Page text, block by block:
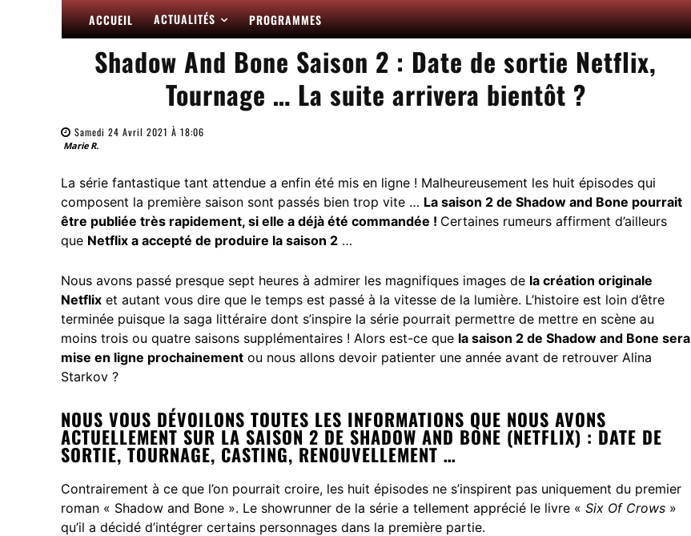
ACCUEIL ACTUALITÉS PROGRAMMES
Shadow And Bone Saison 2 : Date de sortie Netflix,
Tournage … La suite arrivera bientôt ?
Samedi 24 Avril 2021 À 18:06
Marie R.
La série fantastique tant attendue a enfin été mis en ligne ! Malheureusement les huit épisodes qui
composent la première saison sont passés bien trop vite … La saison 2 de Shadow and Bone pourrait
être publiée très rapidement, si elle a déjà été commandée ! Certaines rumeurs affirment d’ailleurs
que Netflix a accepté de produire la saison 2 …
Nous avons passé presque sept heures à admirer les magnifiques images de la création originale
Netflix et autant vous dire que le temps est passé à la vitesse de la lumière. L’histoire est loin d’être
terminée puisque la saga littéraire dont s’inspire la série pourrait permettre de mettre en scène au
moins trois ou quatre saisons supplémentaires ! Alors est-ce que la saison 2 de Shadow and Bone sera
mise en ligne prochainement ou nous allons devoir patienter une année avant de retrouver Alina
Starkov ?
NOUS VOUS DÉVOILONS TOUTES LES INFORMATIONS QUE NOUS AVONS
ACTUELLEMENT SUR LA SAISON 2 DE SHADOW AND BONE (NETFLIX) : DATE DE
SORTIE, TOURNAGE, CASTING, RENOUVELLEMENT …
Contrairement à ce que l’on pourrait croire, les huit épisodes ne s’inspirent pas uniquement du premier
roman « Shadow and Bone ». Le showrunner de la série a tellement apprécié le livre « Six Of Crows »
qu’il a décidé d’intégrer certains personnages dans la première partie.